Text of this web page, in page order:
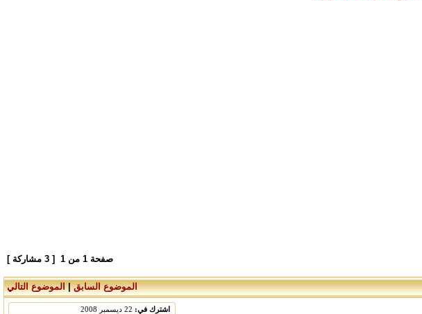
صفحة 1 من 1 [ 3 مشاركة ]
الموضوع السابق|الموضوع التالي
اشترك في: